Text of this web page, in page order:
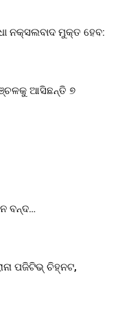
ନକ୍ସଲବାଦ ମୁକ୍ତ ହେବ:
ଆସିଛନ୍ତି ୭
ବନ୍ଦ…
ପଜିଟିଭ୍ ଚିହ୍ନଟ,